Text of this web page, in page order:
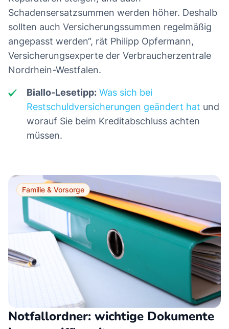
Schadensersatzsummen werden höher. Deshalb
sollten auch Versicherungssummen regelmäßig
angepasst werden“, rät Philipp Opfermann,
Versicherungsexperte der Verbraucherzentrale
Nordrhein-Westfalen.
Biallo-Lesetipp: Was sich bei
Restschuldversicherungen geändert hat und
worauf Sie beim Kreditabschluss achten
müssen.
Familie & Vorsorge
Notfallordner: wichtige Dokumente